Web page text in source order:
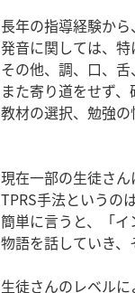
長年の指導経験か
発音に関しては、特
その他、調、口、
また寄り道をせず
教材の選択、勉強の
現在一部の生徒さん
TPRS手法というの
簡単に言うと、「イ
物語を話していき、
生徒さんのレベル